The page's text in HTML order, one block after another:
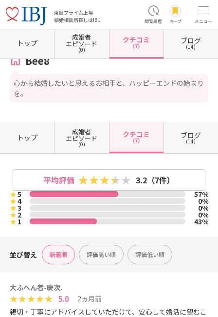
東証プライム上場
結婚相談所探しはIBJ
閲覧履歴 キープ メニュー
ホーム 山形県の結婚相談所 山形県山形市 Bee8 クチコミ一覧
Bee8
心から結婚したいと思えるお相手と、ハッピーエンドの始まり
を。
トップ
成婚者
エピソード
(0)
クチコミ
(7)
ブログ
(14)
トップ
成婚者
エピソード
(0)
クチコミ
(7)
ブログ
(14)
平均評価 3.2 （7件）
★5 57%
★4 0%
★3 0%
★2 0%
★1 43%
並び替え 新着順 評価高い順 評価低い順
大ふへん者-慶次.
5.0
2ヵ月前
親切・丁寧にアドバイスしていただけて、安心して婚活に望むこ